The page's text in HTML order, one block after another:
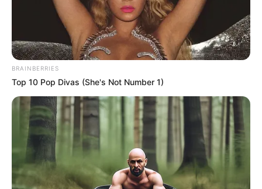
BRAINBERRIES
Top 10 Pop Divas (She's Not Number 1)